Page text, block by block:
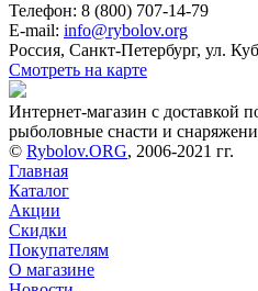
Телефон: 8 (800) 707-14-79
E-mail: info@rybolov.org
Россия, Санкт-Петербург, ул.
Смотреть на карте
Интернет-магазин с доставкой
рыболовные снасти и
© Rybolov.ORG, 2006-2021 гг.
Главная
Каталог
Акции
Скидки
Покупателям
О магазине